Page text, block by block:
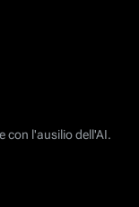
con l'ausilio dell'AI.